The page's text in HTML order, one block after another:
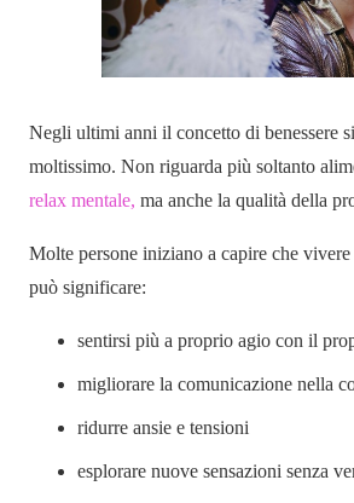
Negli ultimi anni il concetto di benessere
moltissimo. Non riguarda più soltanto
relax mentale, ma anche la qualità della
Molte persone iniziano a capire che vivere
può significare:
sentirsi più a proprio agio con il
migliorare la comunicazione nella
ridurre ansie e tensioni
esplorare nuove sensazioni senza